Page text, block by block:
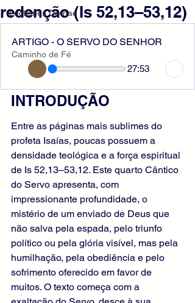
Lectiones Divinae
redenção (Is 52,13–53,12)
ARTIGO - O SERVO DO SENHOR
Caminho de Fé
27:53
INTRODUÇÃO
Entre as páginas mais sublimes do
profeta Isaías, poucas possuem a
densidade teológica e a força espiritual
de Is 52,13–53,12. Este quarto Cântico
do Servo apresenta, com
impressionante profundidade, o
mistério de um enviado de Deus que
não salva pela espada, pelo triunfo
político ou pela glória visível, mas pela
humilhação, pela obediência e pelo
sofrimento oferecido em favor de
muitos. O texto começa com a